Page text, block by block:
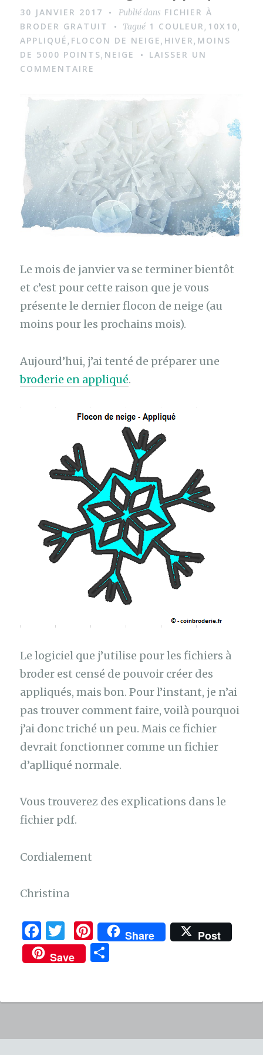
a
g
e
30 JANVIER 2017 Publié dans FICHIER À
BRODER GRATUIT
Tagué 1 COULEUR, 10X10,
APPLIQUÉ, FLOCON DE NEIGE, HIVER, MOINS
DE 5000 POINTS, NEIGE
LAISSER UN
COMMENTAIRE
Le mois de janvier va se terminer bientôt
et c’est pour cette raison que je vous
présente le dernier flocon de neige (au
moins pour les prochains mois).
Aujourd’hui, j’ai tenté de préparer une
broderie en appliqué.
Le logiciel que j’utilise pour les fichiers à
broder est censé de pouvoir créer des
appliqués, mais bon. Pour l’instant, je n’ai
pas trouver comment faire, voilà pourquoi
j’ai donc triché un peu. Mais ce fichier
devrait fonctionner comme un fichier
d’aplliqué normale.
Vous trouverez des explications dans le
fichier pdf.
Cordialement
Christina
F
a
c
b
o
T
w
it
r
Pi
n
te
st
Share
Post
Save
g